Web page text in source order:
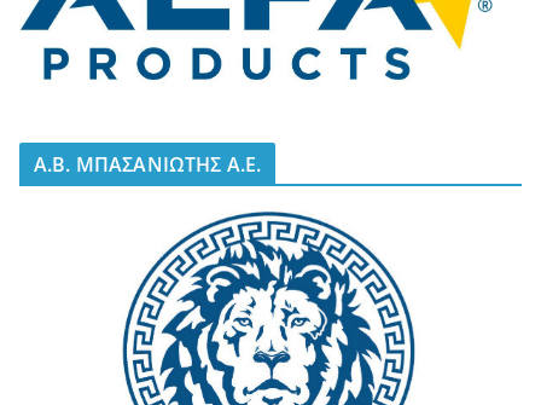
A.B. ΜΠΑΣΑΝΙΩΤΗΣ Α.Ε.